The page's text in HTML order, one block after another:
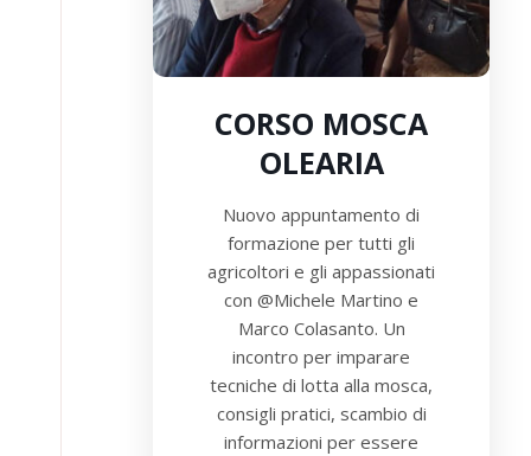
CORSO MOSCA
OLEARIA
Nuovo appuntamento di
formazione per tutti gli
agricoltori e gli appassionati
con @Michele Martino e
Marco Colasanto. Un
incontro per imparare
tecniche di lotta alla mosca,
consigli pratici, scambio di
informazioni per essere